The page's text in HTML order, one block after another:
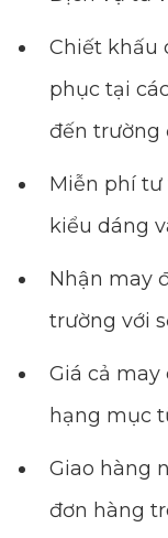
Chiết khấu
phục tại
đến trường
Miễn phí tư
kiểu dáng
Nhận may
trường với
Giá cả
hạng mục
Giao hàng
đơn hàng